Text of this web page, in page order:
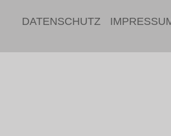
DATENSCHUTZ